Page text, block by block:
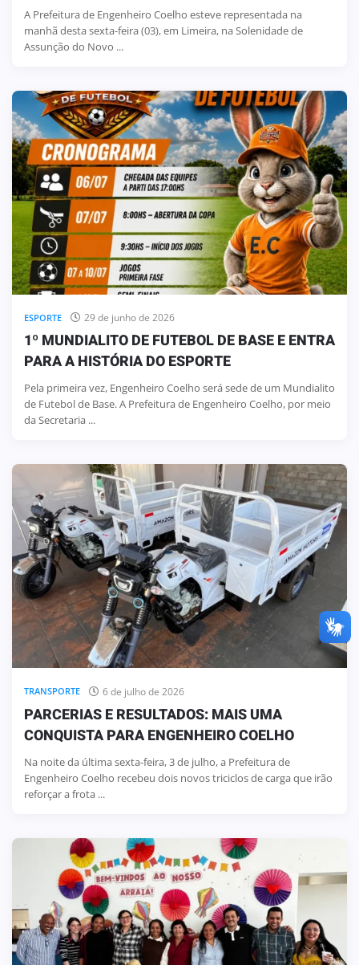
A Prefeitura de Engenheiro Coelho esteve representada na
manhã desta sexta-feira (03), em Limeira, na Solenidade de
Assunção do Novo ...
ESPORTE 29 de junho de 2026
1º MUNDIALITO DE FUTEBOL DE BASE E ENTRA
PARA A HISTÓRIA DO ESPORTE
Pela primeira vez, Engenheiro Coelho será sede de um Mundialito
de Futebol de Base. A Prefeitura de Engenheiro Coelho, por meio
da Secretaria ...
TRANSPORTE 6 de julho de 2026
PARCERIAS E RESULTADOS: MAIS UMA
CONQUISTA PARA ENGENHEIRO COELHO
Na noite da última sexta-feira, 3 de julho, a Prefeitura de
Engenheiro Coelho recebeu dois novos triciclos de carga que irão
reforçar a frota ...